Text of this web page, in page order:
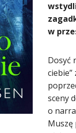
w
Dosyć
sceny
o
Muszę